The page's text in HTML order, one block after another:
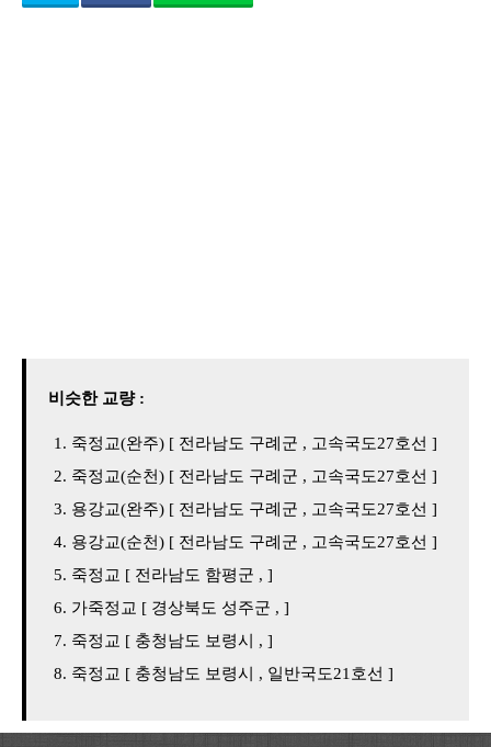
비슷한 교량 :
죽정교(완주) [ 전라남도 구례군 , 고속국도27호선 ]
죽정교(순천) [ 전라남도 구례군 , 고속국도27호선 ]
용강교(완주) [ 전라남도 구례군 , 고속국도27호선 ]
용강교(순천) [ 전라남도 구례군 , 고속국도27호선 ]
죽정교 [ 전라남도 함평군 , ]
가죽정교 [ 경상북도 성주군 , ]
죽정교 [ 충청남도 보령시 , ]
죽정교 [ 충청남도 보령시 , 일반국도21호선 ]